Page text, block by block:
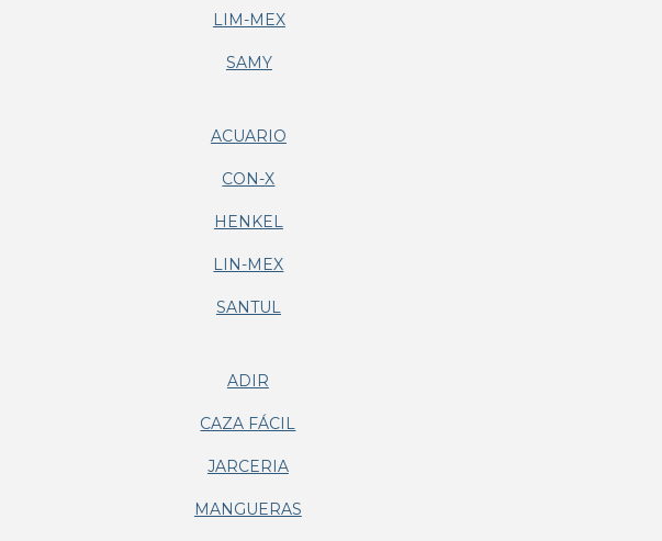
LIM-MEX
SAMY
ACUARIO
CON-X
HENKEL
LIN-MEX
SANTUL
ADIR
CAZA FÁCIL
JARCERIA
MANGUERAS